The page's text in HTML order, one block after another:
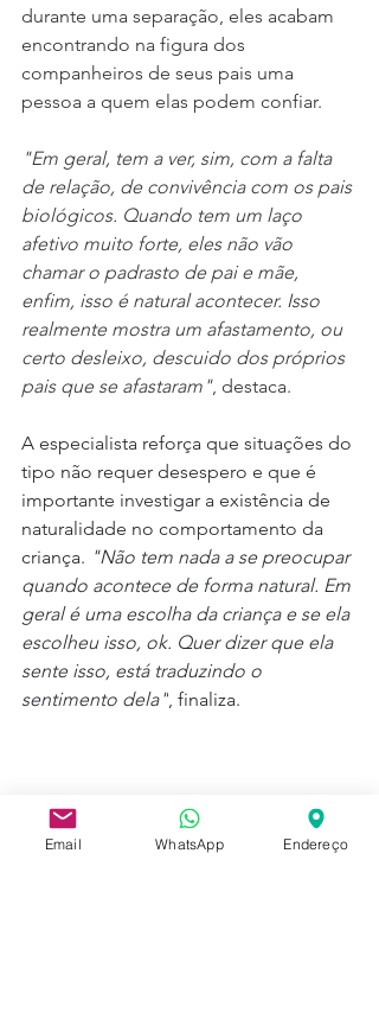
durante uma separação, eles acabam
encontrando na figura dos
companheiros de seus pais uma
pessoa a quem elas podem confiar.
"Em geral, tem a ver, sim, com a falta
de relação, de convivência com os pais
biológicos. Quando tem um laço
afetivo muito forte, eles não vão
chamar o padrasto de pai e mãe,
enfim, isso é natural acontecer. Isso
realmente mostra um afastamento, ou
certo desleixo, descuido dos próprios
pais que se afastaram", destaca.
A especialista reforça que situações do
tipo não requer desespero e que é
importante investigar a existência de
naturalidade no comportamento da
criança. "Não tem nada a se preocupar
quando acontece de forma natural. Em
geral é uma escolha da criança e se ela
escolheu isso, ok. Quer dizer que ela
sente isso, está traduzindo o
sentimento dela" , finaliza.
FAMÍLIA
Email WhatsApp Endereço